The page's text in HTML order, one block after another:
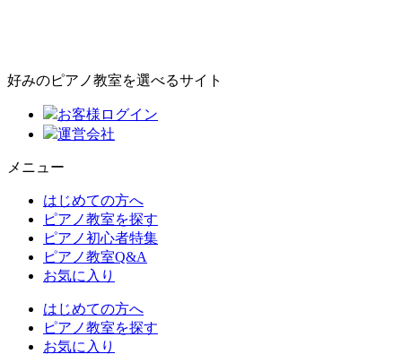
好みのピアノ教室を選べるサイト
お客様ログイン
運営会社
メニュー
はじめての方へ
ピアノ教室を探す
ピアノ初心者特集
ピアノ教室Q&A
お気に入り
はじめての方へ
ピアノ教室を探す
お気に入り